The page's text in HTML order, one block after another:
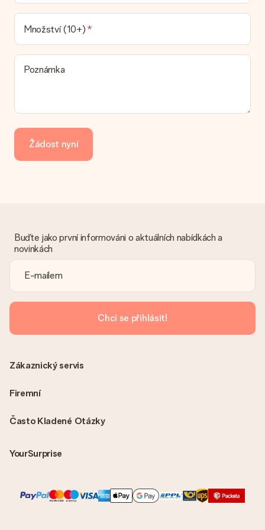
Jaké možnosti doručení si mohu vybrat?
V současné době není možné zvolit možnost doručení. Dárek,
který chcete objednat, je buď odeslán jako balíček nebo jako
doručování poštovní schránky. Chcete vědět, na kterou
možnost spadá vaše objednávka? Kontaktujte prosím náš
zákaznický servis.
Jak mohu zaplatit objednávku?
kartu, fakturu přes Klarna nebo ruční převod. V případě ručního
převodu platby prosím vezměte v úvahu dodací lhůtu 3 dny
navíc.
vhodné řešení.
Je faktura odeslána spolu s objednávkou?
vždy v potvrzovacím e-mailu a vždy ji najdete ve svém účtu
MySurprise. To znamená, že můžete dar doručit přímo
příjemci, což je opravdovým překvapením!
Množství (10+)
Poznámka
Žádost nyní
Buďte jako první informováni o aktuálních nabídkách a
novinkách
Chci se přihlásit!
Často Kladené Otázky
YourSurprise
Zákaznický servis
Firemní